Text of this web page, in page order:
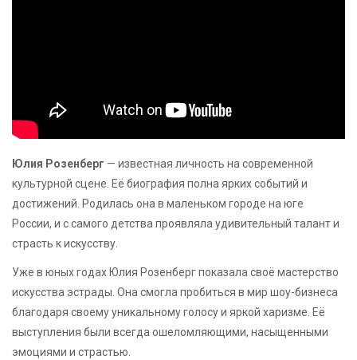
Юлия Розенберг — известная личность на современной
культурной сцене. Её биография полна ярких событий и
достижений. Родилась она в маленьком городе на юге
России, и с самого детства проявляла удивительный талант и
страсть к искусству.
Уже в юных годах Юлия Розенберг показала своё мастерство
искусства эстрады. Она смогла пробиться в мир шоу-бизнеса
благодаря своему уникальному голосу и яркой харизме. Её
выступления были всегда ошеломляющими, насыщенными
эмоциями и страстью.